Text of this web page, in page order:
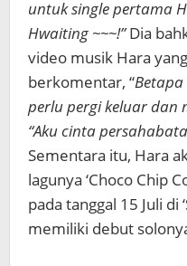
untuksingle pertama
Hwaiting ~~~!” Dia
video musik Hara
berkomentar, “
perlu pergi keluardan
“Aku cinta
Sementara itu, Hara
lagunya ‘Choco Chip
pada tanggal 15 Juli di ‘
memiliki debut